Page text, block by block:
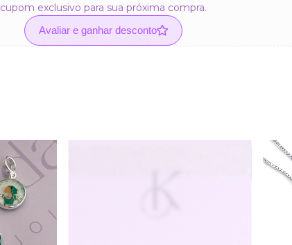
cupom exclusivo para sua próxima compra.
Avaliar e ganhar desconto